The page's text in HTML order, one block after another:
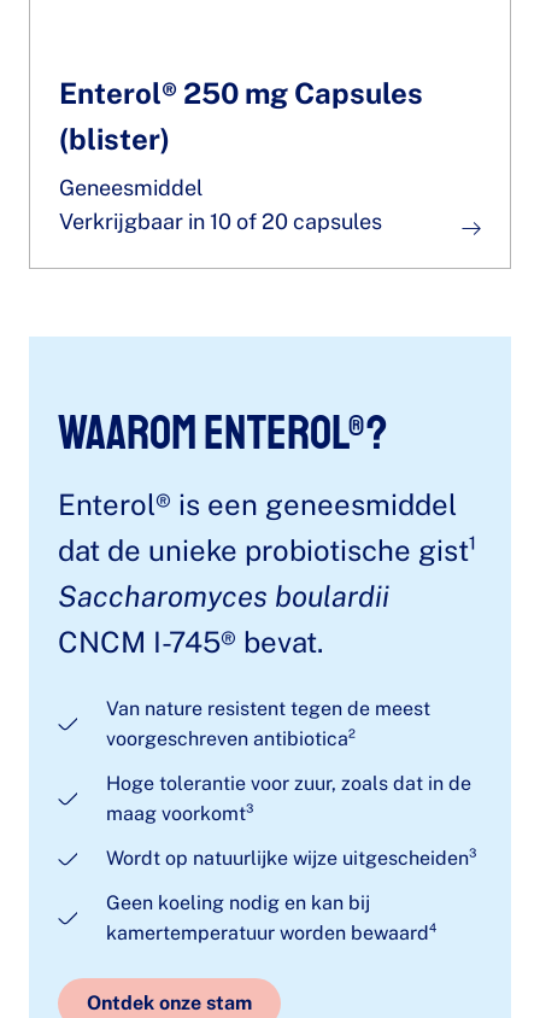
Enterol® 250 mg Capsules
(blister)
Geneesmiddel
Verkrijgbaar in 10 of 20 capsules
Waarom Enterol®?
Enterol® is een geneesmiddel
dat de unieke probiotische gist¹
Saccharomyces boulardii
CNCM I-745® bevat.
Van nature resistent tegen de meest
voorgeschreven antibiotica²
Hoge tolerantie voor zuur, zoals dat in de
maag voorkomt³
Wordt op natuurlijke wijze uitgescheiden³
Geen koeling nodig en kan bij
kamertemperatuur worden bewaard⁴
Ontdek onze stam